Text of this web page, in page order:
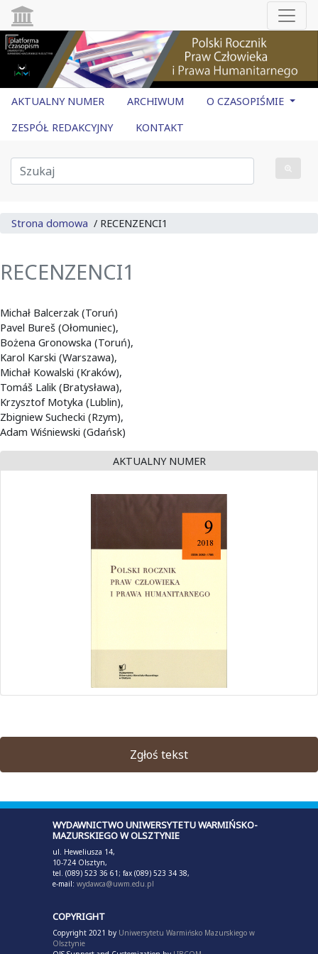
AKTUALNY NUMER ARCHIWUM
O CZASOPIŚMIE
ZESPÓŁ REDAKCYJNY
KONTAKT
Strona domowa / RECENZENCI1
RECENZENCI1
Michał Balcerzak (Toruń)
Pavel Bureš (Ołomuniec),
Bożena Gronowska (Toruń),
Karol Karski (Warszawa),
Michał Kowalski (Kraków),
Tomáš Lalik (Bratysława),
Krzysztof Motyka (Lublin),
Zbigniew Suchecki (Rzym),
Adam Wiśniewski (Gdańsk)
AKTUALNY NUMER
Zgłoś tekst
WYDAWNICTWO UNIWERSYTETU WARMIŃSKO-
MAZURSKIEGO W OLSZTYNIE
ul. Heweliusza 14,
10-724 Olsztyn,
tel. (089) 523 36 61; fax (089) 523 34 38,
e-mail: wydawca@uwm.edu.pl
COPYRIGHT
Copyright 2021 by Uniwersytetu Warmińsko Mazurskiego w
Olsztynie